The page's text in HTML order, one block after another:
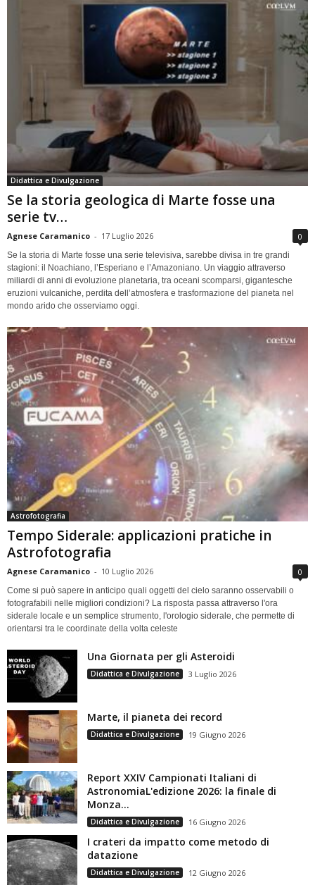
Didattica e Divulgazione
Se la storia geologica di Marte fosse una
serie tv…
Agnese Caramanico - 17 Luglio 2026 0
Se la storia di Marte fosse una serie televisiva, sarebbe divisa in tre grandi
stagioni: il Noachiano, l’Esperiano e l’Amazoniano. Un viaggio attraverso
miliardi di anni di evoluzione planetaria, tra oceani scomparsi, gigantesche
eruzioni vulcaniche, perdita dell’atmosfera e trasformazione del pianeta nel
mondo arido che osserviamo oggi.
Astrofotografia
Tempo Siderale: applicazioni pratiche in
Astrofotografia
Agnese Caramanico - 10 Luglio 2026 0
Come si può sapere in anticipo quali oggetti del cielo saranno osservabili o
fotografabili nelle migliori condizioni? La risposta passa attraverso l'ora
siderale locale e un semplice strumento, l'orologio siderale, che permette di
orientarsi tra le coordinate della volta celeste
Una Giornata per gli Asteroidi
Didattica e Divulgazione 3 Luglio 2026
Marte, il pianeta dei record
Didattica e Divulgazione 19 Giugno 2026
Report XXIV Campionati Italiani di
AstronomiaL'edizione 2026: la finale di
Monza...
Didattica e Divulgazione 16 Giugno 2026
I crateri da impatto come metodo di
datazione
Didattica e Divulgazione 12 Giugno 2026